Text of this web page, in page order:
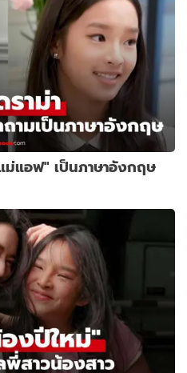
แอฟ" เป็นภาษาอังกฤษ